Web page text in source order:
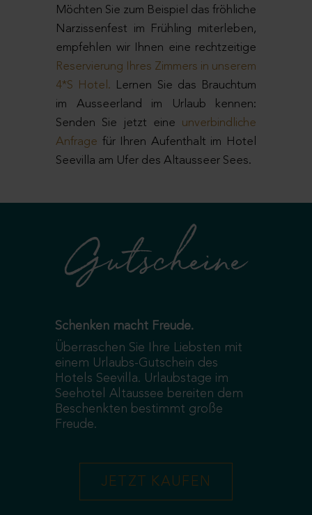
Möchten Sie zum Beispiel das fröhliche
Narzissenfest im Frühling miterleben,
empfehlen wir Ihnen eine rechtzeitige
Reservierung Ihres Zimmers in unserem
4*S Hotel. Lernen Sie das Brauchtum
im Ausseerland im Urlaub kennen:
Senden Sie jetzt eine unverbindliche
Anfrage für Ihren Aufenthalt im Hotel
Seevilla am Ufer des Altausseer Sees.
Gutscheine
Schenken macht Freude.
Überraschen Sie Ihre Liebsten mit
einem Urlaubs-Gutschein des
Hotels Seevilla. Urlaubstage im
Seehotel Altaussee bereiten dem
Beschenkten bestimmt große
Freude.
JETZT KAUFEN